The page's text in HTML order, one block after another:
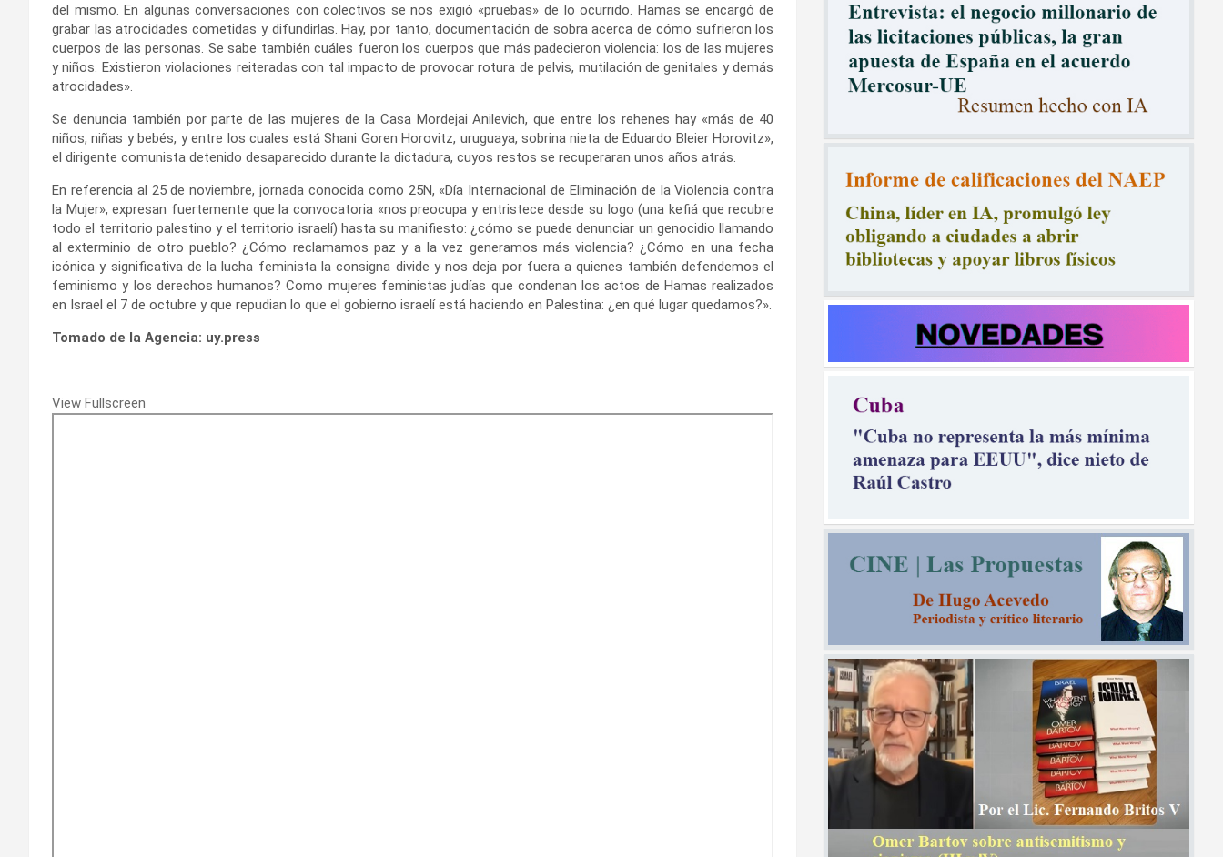
del mismo. En algunas conversaciones con colectivos se nos exigió «pruebas» de lo ocurrido. Hamas se encargó de
grabar las atrocidades cometidas y difundirlas. Hay, por tanto, documentación de sobra acerca de cómo sufrieron los
cuerpos de las personas. Se sabe también cuáles fueron los cuerpos que más padecieron violencia: los de las mujeres
y niños. Existieron violaciones reiteradas con tal impacto de provocar rotura de pelvis, mutilación de genitales y demás
atrocidades».
Se denuncia también por parte de las mujeres de la Casa Mordejai Anilevich, que entre los rehenes hay «más de 40
niños, niñas y bebés, y entre los cuales está Shani Goren Horovitz, uruguaya, sobrina nieta de Eduardo Bleier Horovitz»,
el dirigente comunista detenido desaparecido durante la dictadura, cuyos restos se recuperaran unos años atrás.
En referencia al 25 de noviembre, jornada conocida como 25N, «Día Internacional de Eliminación de la Violencia contra
la Mujer», expresan fuertemente que la convocatoria «nos preocupa y entristece desde su logo (una kefiá que recubre
todo el territorio palestino y el territorio israelí) hasta su manifiesto: ¿cómo se puede denunciar un genocidio llamando
al exterminio de otro pueblo? ¿Cómo reclamamos paz y a la vez generamos más violencia? ¿Cómo en una fecha
icónica y significativa de la lucha feminista la consigna divide y nos deja por fuera a quienes también defendemos el
feminismo y los derechos humanos? Como mujeres feministas judías que condenan los actos de Hamas realizados
en Israel el 7 de octubre y que repudian lo que el gobierno israelí está haciendo en Palestina: ¿en qué lugar quedamos?».
Tomado de la Agencia: uy.press
View Fullscreen